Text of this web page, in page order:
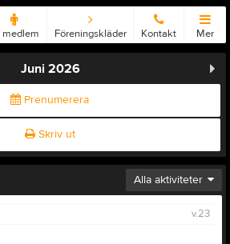
medlem Föreningskläder Kontakt Mer
Juni 2026
Prenumerera
Skriv ut
Alla aktiviteter
v.23